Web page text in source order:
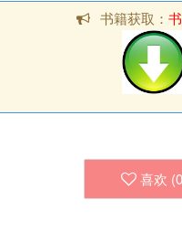
书籍获取：
喜欢 (0